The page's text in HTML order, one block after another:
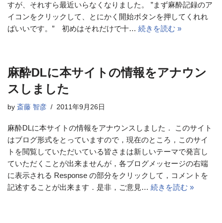
すが、それすら最近いらなくなりました。 ”まず麻酔記録のア
イコンをクリックして、とにかく開始ボタンを押してくれれ
ばいいです。” 初めはそれだけで十… 続きを読む »
麻酔DLに本サイトの情報をアナウン
スしました
by 斎藤 智彦 2011年9月26日
麻酔DLに本サイトの情報をアナウンスしました． このサイト
はブログ形式をとっていますので，現在のところ，このサイ
トを閲覧していただいている皆さまは新しいテーマで発言し
ていただくことが出来ませんが，各ブログメッセージの右端
に表示される Response の部分をクリックして，コメントを
記述することが出来ます．是非，ご意見… 続きを読む »